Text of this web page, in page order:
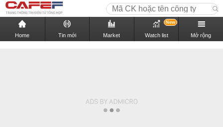
Home Tin mới Market Watch list
New
Mở rộng